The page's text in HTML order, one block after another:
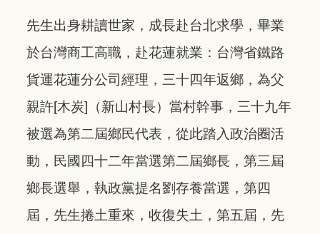
先生出身耕讀世家，成長赴台北求學，畢業
於台灣商工高職，赴花蓮就業：台灣省鐵路
貨運花蓮分公司經理，三十四年返鄉，為父
親許[木炭]（新山村長）當村幹事，三十九年
被選為第二屆鄉民代表，從此踏入政治圈活
動，民國四十二年當選第二屆鄉長，第三屆
鄉長選舉，執政黨提名劉存養當選，第四
屆，先生捲土重來，收復失土，第五屆，先